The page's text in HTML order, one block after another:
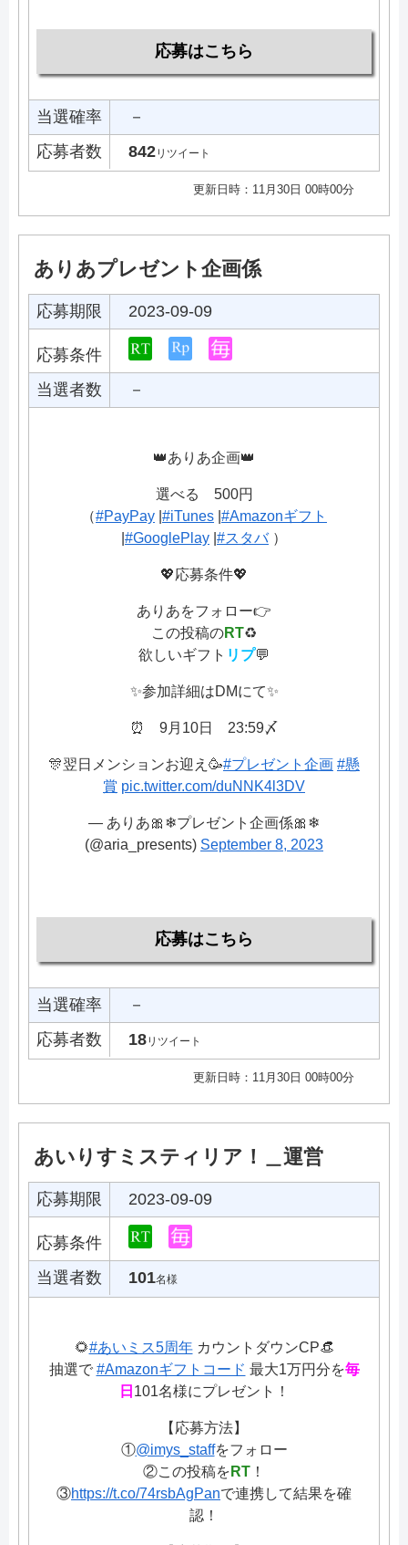
応募はこちら
当選確率
－
応募者数
842リツイート
更新日時：11月30日 00時00分
ありあプレゼント企画係
応募期限 2023-09-09
応募条件
当選者数
－
👑ありあ企画👑
選べる 500円
（#PayPay #iTunes #Amazonギフト
#GooglePlay #スタバ）
💖応募条件💖
ありあをフォロー👉
この投稿のRT♻️
欲しいギフト リプ💬
✨参加詳細はDMにて✨
⏰ 9月10日 23:59〆
🎊翌日メンションお迎え🥳#プレゼント企画 #懸
賞 pic.twitter.com/duNNK4l3DV
— ありあ🎀❄プレゼント企画係🎀❄
(@aria_presents) September 8, 2023
応募はこちら
当選確率
－
応募者数
18リツイート
更新日時：11月30日 00時00分
あいりすミスティリア！＿運営
応募期限 2023-09-09
応募条件
当選者数
101名様
🌻#あいミス5周年カウントダウンCP👒
抽選で #Amazonギフトコード 最大1万円分を毎
日 101名様にプレゼント！
【応募方法】
①@imys_staffをフォロー
②この投稿を RT ！
③https://t.co/74rsbAgPanで連携して結果を確
認！